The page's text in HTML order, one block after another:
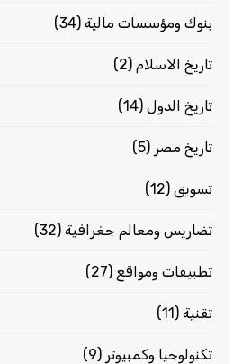
بنوك ومؤسسات مالية(34)
تاريخ الاسلام(2)
تاريخ الدول(14)
تاريخ مصر (5)
تسويق(12)
تضاريس ومعالم جغرافية(32)
تطبيقات ومواقع (27)
تقنية(11)
تكنولوجيا وكمبيوتر (9)